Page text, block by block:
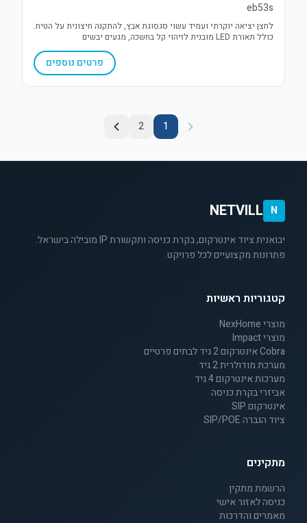
eb53s
לחצן יציאה יוקרתי ועמיד עשוי סגסוגת אבץ, להתקנה חיצונית על הטיח.
כולל תאורת LED מובנית לזיהוי קל בחשכה, מגעים יבשים
פרטים נוספים
1
2
N
NETVILL
יבואנית ציוד אינטרקום, בקרת כניסה ותקשורת IP מובילה בישראל.
פתרונות מקצועיים לכל פרויקט.
קטגוריות ראשיות
מוצרי NexHome
מוצרי Impact
Cobra אינטרקום 2 גיד לבתים פרטיים
מערכת מודולרית 2 גיד
מערכות אינטרקום 4 גיד
אביזרי בקרת כניסה
אינטרקום SIP
ציוד הגברה SIP/POE
מתקינים
הרשמת מתקין
כניסה לאזור אישי
מאמרים והדרכות